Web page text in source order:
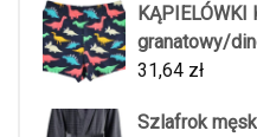
granatowy/
31,64 zł
Szlafrok